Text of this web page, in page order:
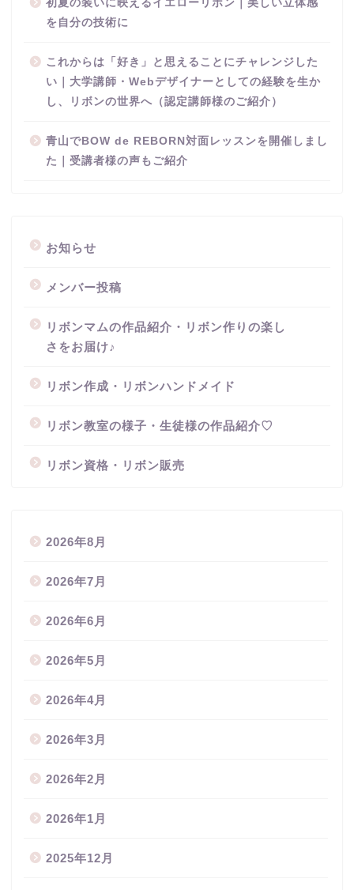
初夏の装いに映えるイエローリボン｜美しい立体感
を自分の技術に
これからは「好き」と思えることにチャレンジした
い｜大学講師・Webデザイナーとしての経験を生か
し、リボンの世界へ（認定講師様のご紹介）
青山でBOW de REBORN対面レッスンを開催しまし
た｜受講者様の声もご紹介
お知らせ
メンバー投稿
リボンマムの作品紹介・リボン作りの楽し
さをお届け♪
リボン作成・リボンハンドメイド
リボン教室の様子・生徒様の作品紹介♡
リボン資格・リボン販売
2026年8月
2026年7月
2026年6月
2026年5月
2026年4月
2026年3月
2026年2月
2026年1月
2025年12月